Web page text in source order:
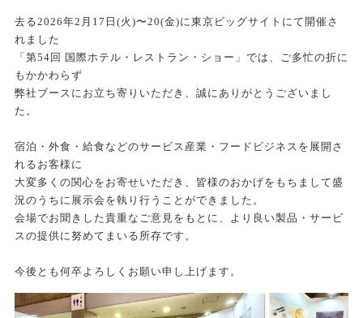
去る2026年2月17日(火)〜20(金)に東京ビッグサイトにて開催さ
れました
「第54回 国際ホテル・レストラン・ショー」では、ご多忙の折に
もかかわらず
弊社ブースにお立ち寄りいただき、誠にありがとうございまし
た。
宿泊・外食・給食などのサービス産業・フードビジネスを展開さ
れるお客様に
大変多くの関心をお寄せいただき、皆様のおかげをもちまして盛
況のうちに展示会を執り行うことができました。
会場でお聞きした貴重なご意見をもとに、より良い製品・サービ
スの提供に努めてまいる所存です。
今後とも何卒よろしくお願い申し上げます。